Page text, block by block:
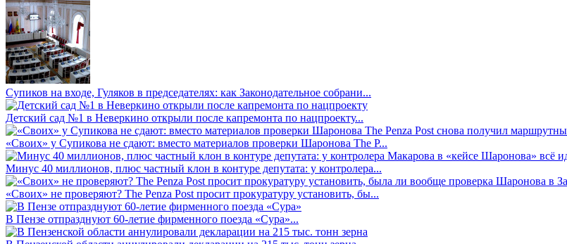
Супиков на входе, Гуляков в председателях: как Законодательное собрани...
Детский сад №1 в Неверкино открыли после капремонта по нацпроекту...
«Своих» у Супикова не сдают: вместо материалов проверки Шаронова The P...
Минус 40 миллионов, плюс частный клон в контуре депутата: у контролера...
«Своих» не проверяют? The Penza Post просит прокуратуру установить, бы...
В Пензе отпразднуют 60-летие фирменного поезда «Сура»...